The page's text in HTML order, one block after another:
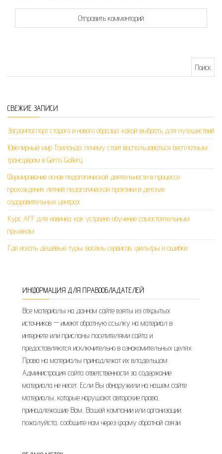
СВЕЖИЕ ЗАПИСИ
Загранпаспорт старого и нового образца: какой выбрать для путешествий
Ювелирный мир Таиланда: почему стоит воспользоваться бесплатным
трансфером в Gems Gallery
Формирование основ педагогической деятельности в процессе
прохождения летней педагогической практики в детских
оздоровительных центрах
Курс AFF для новичка: как устроено обучение самостоятельным
прыжкам
Где искать дешёвые туры: восемь сервисов, фильтры и ошибки
ИНФОРМАЦИЯ ДЛЯ ПРАВООБЛАДАТЕЛЕЙ
Все материалы на данном сайте взяты из открытых
источников — имеют обратную ссылку на материал в
интернете или присланы посетителями сайта и
предоставляются исключительно в ознакомительных целях.
Права на материалы принадлежат их владельцам.
Администрация сайта ответственности за содержание
материала не несет. Если Вы обнаружили на нашем сайте
материалы, которые нарушают авторские права,
принадлежащие Вам, Вашей компании или организации,
пожалуйста, сообщите нам через форму обратной связи.